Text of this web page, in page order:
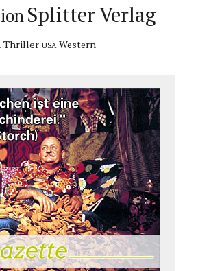
Splitter Verlag
Thriller USA Western